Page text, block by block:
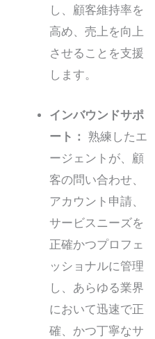
し、顧客維持率を
高め、売上を向上
させることを支援
します。
インバウンドサポ
ート：
熟練したエ
ージェントが、顧
客の問い合わせ、
アカウント申請、
サービスニーズを
正確かつプロフェ
ッショナルに管理
し、あらゆる業界
において迅速で正
確、かつ丁寧なサ